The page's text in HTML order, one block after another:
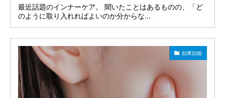
最近話題のインナーケア。 聞いたことはあるものの、「ど
のように取り入れればよいのか分からな...
効果効能